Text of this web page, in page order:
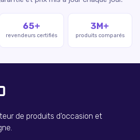
65+
revendeurs certifiés
3M+
produits comparés
de produits d'occasion et